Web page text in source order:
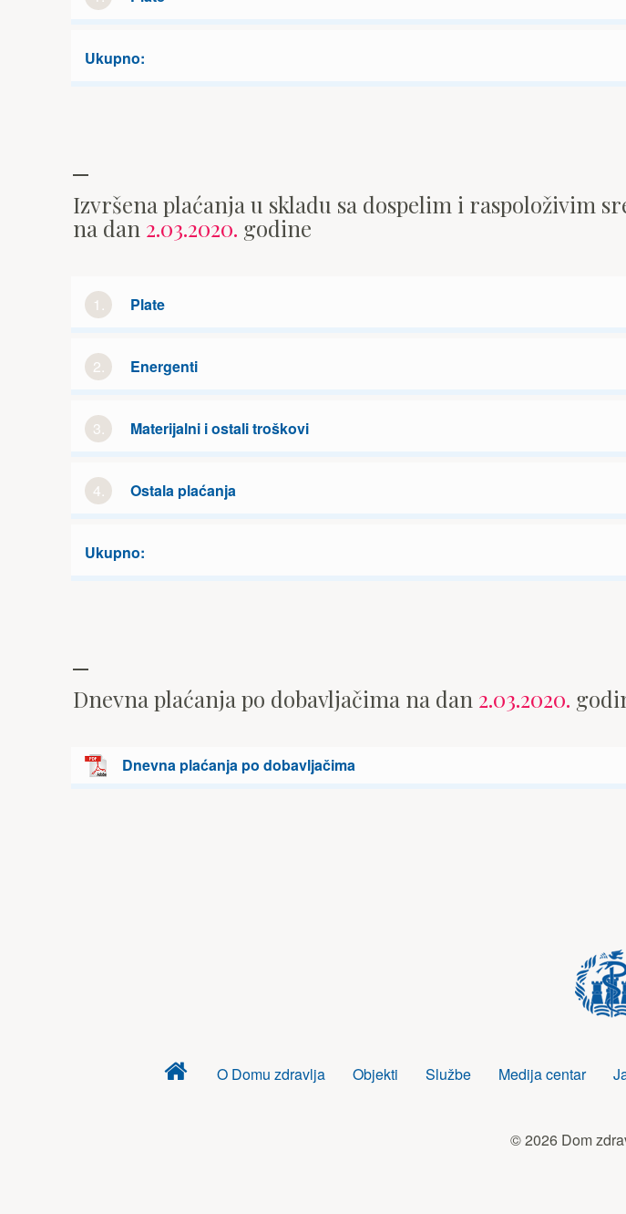
Ukupno:
Izvršena plaćanja u skladu sa dospelim i raspoloživim
na dan 2.03.2020. godine
1. Plate
2. Energenti
3. Materijalni i ostali troškovi
4. Ostala plaćanja
Ukupno:
Dnevna plaćanja po dobavljačima na dan 2.03.2020.
Dnevna plaćanja po dobavljačima
Dom
O Domu zdravlja Objekti Službe Medija centar
© 2026 Dom